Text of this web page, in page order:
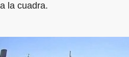
a la cuadra.